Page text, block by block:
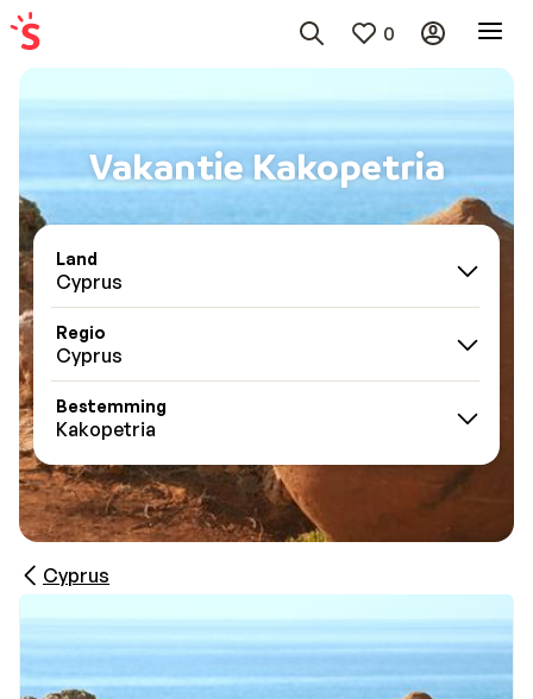
0
Vakantie Kakopetria
Land
Cyprus
Regio
Cyprus
Bestemming
Kakopetria
Cyprus